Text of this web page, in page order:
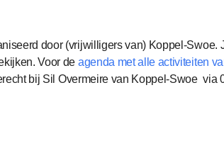
door (vrijwilligers van) Koppel-Swoe.
Voor de agenda met alle activiteiten
bij Sil Overmeire van Koppel-Swoe via